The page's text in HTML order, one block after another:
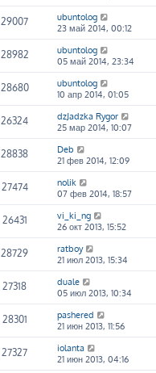
29007
ubuntolog
23 май 2014, 00:12
28982
ubuntolog
05 май 2014, 23:34
28680
ubuntolog
10 апр 2014, 01:05
26324
dzJadzka Rygor
25 мар 2014, 10:07
28838
Deb
21 фев 2014, 12:09
27474
nolik
07 фев 2014, 18:57
26431
vi_ki_ng
26 окт 2013, 15:52
28729
ratboy
21 июл 2013, 15:34
27318
duale
05 июл 2013, 10:34
28301
pashered
21 июн 2013, 11:56
27327
iolanta
21 июн 2013, 04:16